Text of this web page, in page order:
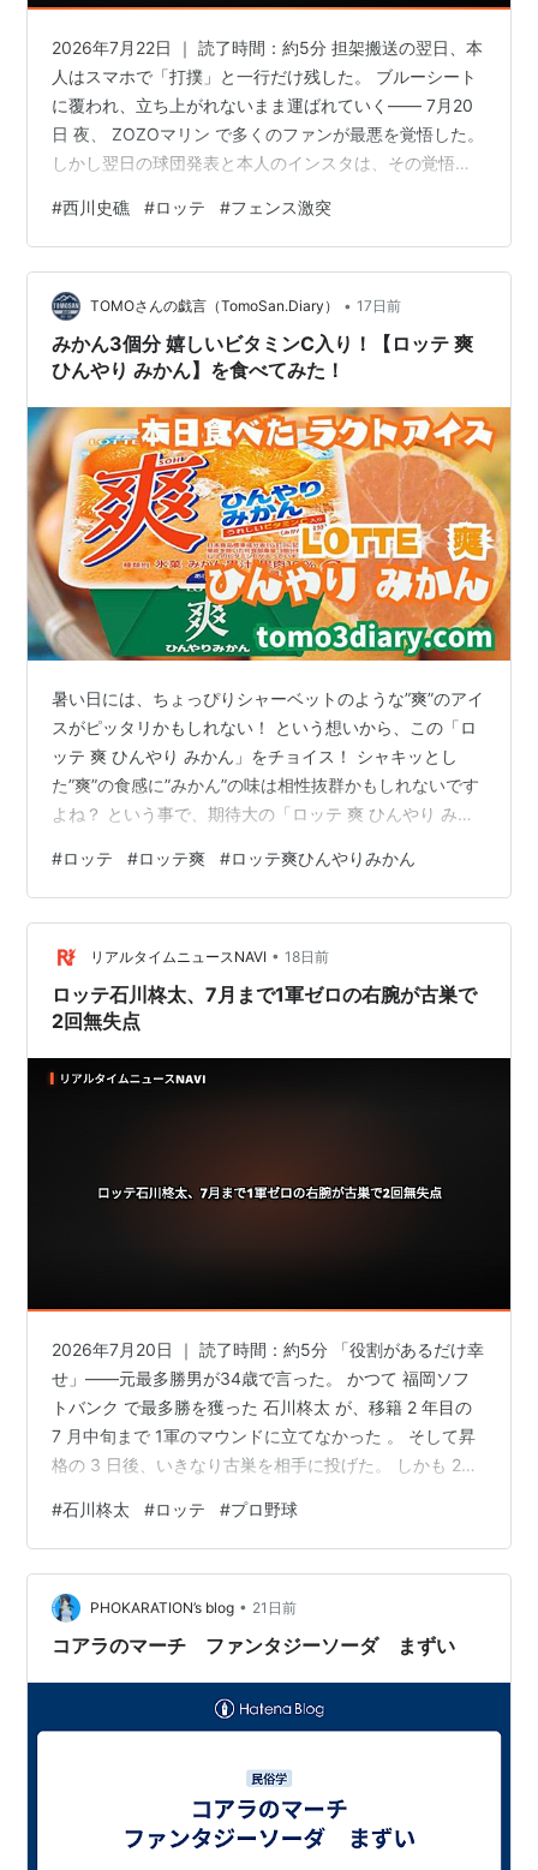
2026年7月22日 ｜ 読了時間：約5分 担架搬送の翌日、本
人はスマホで「打撲」と一行だけ残した。 ブルーシート
に覆われ、立ち上がれないまま運ばれていく―― 7月20
日 夜、 ZOZOマリン で多くのファンが最悪を覚悟した。
しかし翌日の球団発表と本人のインスタは、その覚悟を
帯(じんたい／関節を支える筋のような組織)に異常なし
。 ただしロッテが背負う痛手は、この診断の軽さでは説
明しきれない。 85試合 ・打率 .296 ・ 7本塁打 ・ 39打
点 ――ある数字を残り試合ぶんに置き換えると、別の風
景が見えてくる。 この記事でわかること 診…
#西川史礁 #ロッテ #フェンス激突
TOMOさんの戯言（TomoSan.Diary） • 17日前
みかん3個分 嬉しいビタミンC入り！【ロッテ 爽
ひんやり みかん】を食べてみた！
暑い日には、ちょっぴりシャーベットのような”爽”のアイ
スがピッタリかもしれない！ という想いから、この「ロ
ッテ 爽 ひんやり みかん」をチョイス！ シャキッとし
た”爽”の食感に”みかん”の味は相性抜群かもしれないです
よね？ という事で、期待大の「ロッテ 爽 ひんやり みか
イト広告を利用しています 『ロッテ 爽 ひんやり みか
ん』を食べてみた！ はじめに…注意事項です！ ロッテ 爽
ひんやり みかんを食べてみた感想 成分・原材料を見てみ
よう 成分・特性（185ml）表示 原材料表示 TOMO の 好
き（うまい） or 嫌い（まずい）の最終結果は…
#ロッテ #ロッテ爽 #ロッテ爽ひんやりみかん
リアルタイムニュースNAVI • 18日前
ロッテ石川柊太、7月まで1軍ゼロの右腕が古巣で
2回無失点
2026年7月20日 ｜ 読了時間：約5分 「役割があるだけ幸
せ」——元最多勝男が34歳で言った。 かつて 福岡ソフ
トバンク で最多勝を獲った 石川柊太 が、移籍 2 年目の
7 月中旬まで 1軍のマウンドに立てなかった 。 そして昇
格の 3 日後、いきなり古巣を相手に投げた。 しかも 2回
前日のベンチ、 6 月 23 日のファーム、そして古巣とい
う 3 つの点が、1本の線でつながっている。 この記事で
わかること カスティーヨ抹消の翌日に動いた昇格 「最多
勝男」が7月まで1軍ゼロだった理由 ファームで起きた
「別人スプリット」 古巣相手に2…
#石川柊太 #ロッテ #プロ野球
PHOKARATION’s blog • 21日前
コアラのマーチ ファンタジーソーダ まずい